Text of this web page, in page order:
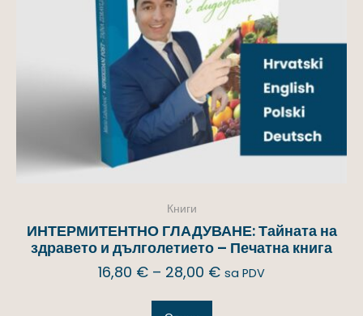
Книги
ИНТЕРМИТЕНТНО ГЛАДУВАНЕ: Тайната на
здравето и дълголетието – Печатна книга
16,80 € – 28,00 € sa PDV